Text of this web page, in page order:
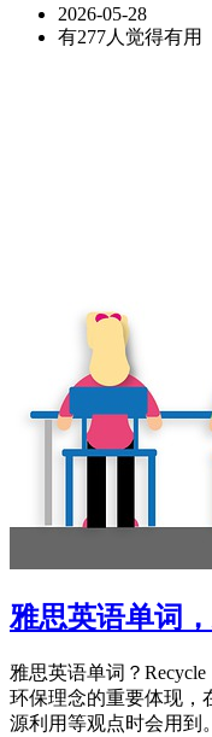
2026-05-28
有277人觉得有用
雅思英语单词
雅思英语单词？
环保理念的重要体现，
源利用等观点时会用到